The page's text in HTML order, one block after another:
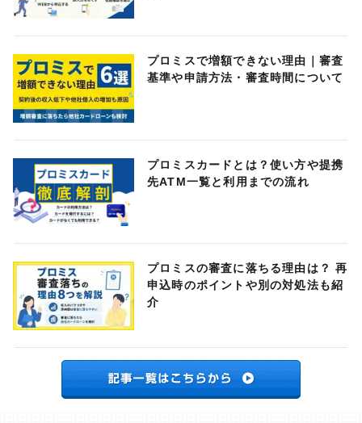
プロミスで増額できない理由｜審査
基準や申請方法・審査時間について
プロミスカードとは？使い方や提携
先ATM一覧と利用までの流れ
プロミスの審査に落ちる理由は？ 再
申込時のポイントや別の対処法も紹
介